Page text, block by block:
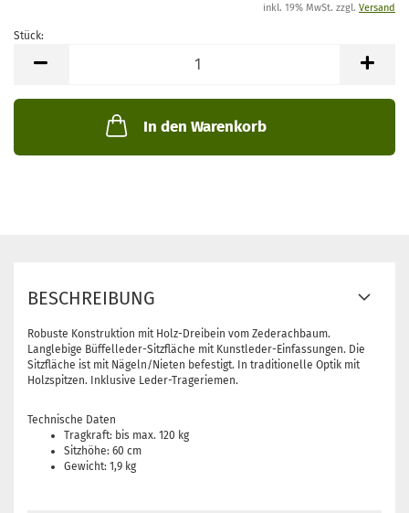
inkl. 19% MwSt. zzgl. Versand
Stück:
In den Warenkorb
BESCHREIBUNG
Robuste Konstruktion mit Holz-Dreibein vom Zederachbaum.
Langlebige Büffelleder-Sitzfläche mit Kunstleder-Einfassungen. Die
Sitzfläche ist mit Nägeln/Nieten befestigt. In traditionelle Optik mit
Holzspitzen. Inklusive Leder-Trageriemen.
Technische Daten
Tragkraft: bis max. 120 kg
Sitzhöhe: 60 cm
Gewicht: 1,9 kg